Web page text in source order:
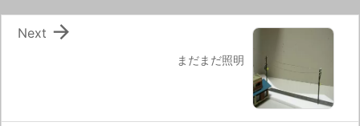
まだまだ照明

Next